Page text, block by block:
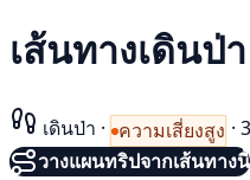
เส้นทางเดินป่
เดินป่า · ความเสี่ยงสูง ·
วางแผนทริปจากเส้นทางนี้